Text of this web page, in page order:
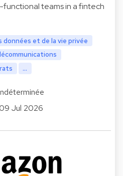
teams in a fintech
et de la vie privée
...
Jul 2026